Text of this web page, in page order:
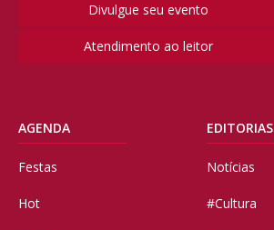
Divulgue seu evento
Atendimento ao leitor
AGENDA
Festas
Hot
EDITORIAS
Notícias
#Cultura